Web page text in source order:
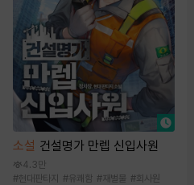
소설 건설명가 만렙 신입사원
4.3만
#현대판타지 #유쾌함 # 재벌물 #회사원